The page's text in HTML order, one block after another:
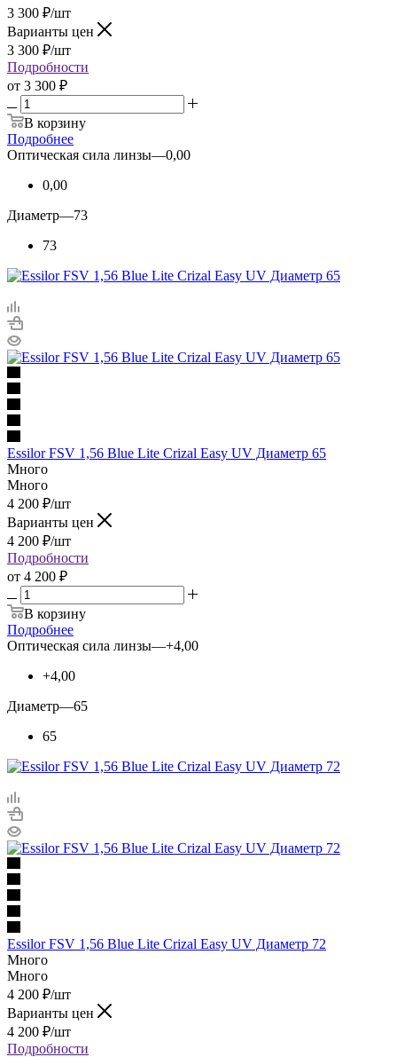
3 300 ₽/шт
Варианты цен
3 300 ₽/шт
Подробности
от 3 300 ₽
В корзину
Подробнее
Оптическая сила линзы—0,00
0,00
Диаметр—73
73
Essilor FSV 1,56 Вlue Lite Crizal Easy UV Диаметр 65
Много
Много
4 200 ₽/шт
Варианты цен
4 200 ₽/шт
Подробности
от 4 200 ₽
В корзину
Подробнее
Оптическая сила линзы—+4,00
+4,00
Диаметр—65
65
Essilor FSV 1,56 Вlue Lite Crizal Easy UV Диаметр 72
Много
Много
4 200 ₽/шт
Варианты цен
4 200 ₽/шт
Подробности